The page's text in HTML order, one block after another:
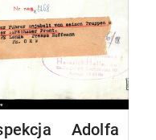
Adolfa